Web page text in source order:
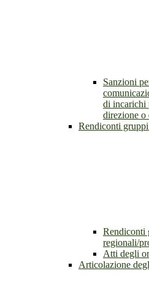
Sanzioni
di incarichi
direzione o
Rendiconti
Rendiconti
regionali/
Atti degli
Articolazione